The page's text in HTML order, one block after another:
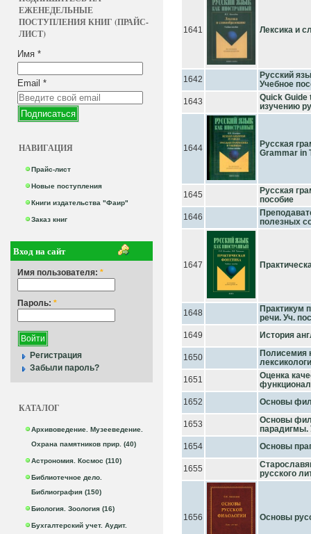
ЕЖЕНЕДЕЛЬНЫЕ
ПОСТУПЛЕНИЯ КНИГ (ПРАЙС-
ЛИСТ)
Имя *
Email *
НАВИГАЦИЯ
Прайс-лист
Новые поступления
Книги издательства "Фаир"
Заказ книг
Вход на сайт
Имя пользователя: *
Пароль: *
Регистрация
Забыли пароль?
КАТАЛОГ
Архивоведение. Музееведение.
Охрана памятников прир. (40)
Астрономия. Космос (110)
Библиотечное дело.
Библиография (150)
Биология. Зоология (16)
Бухгалтерский учет. Аудит.
1641 Лексика и
1642
Русский
Учебное
1643
Quick Guide
изучению
1644
Русская
Grammar in
1645
Русская
пособие
1646
полезных
1647
1648
Практикум
речи. Уч.
1649
История
1650
Полисемия
1651
Оценка
1652
Основы
1653
Основы
парадигмы.
1654
Основы
1655
русского
1656 Основы